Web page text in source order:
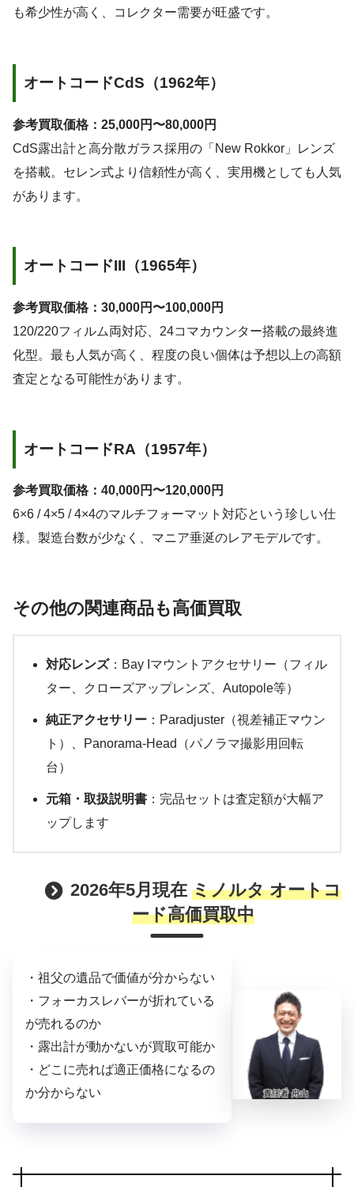
も希少性が高く、コレクター需要が旺盛です。
オートコードCdS（1962年）
参考買取価格：25,000円〜80,000円
CdS露出計と高分散ガラス採用の「New Rokkor」レンズ
を搭載。セレン式より信頼性が高く、実用機としても人気
があります。
オートコードIII（1965年）
参考買取価格：30,000円〜100,000円
120/220フィルム両対応、24コマカウンター搭載の最終進
化型。最も人気が高く、程度の良い個体は予想以上の高額
査定となる可能性があります。
オートコードRA（1957年）
参考買取価格：40,000円〜120,000円
6×6 / 4×5 / 4×4のマルチフォーマット対応という珍しい仕
様。製造台数が少なく、マニア垂涎のレアモデルです。
その他の関連商品も高価買取
対応レンズ：Bay Iマウントアクセサリー（フィル
ター、クローズアップレンズ、Autopole等）
純正アクセサリー ：Paradjuster（視差補正マウン
ト）、Panorama-Head（パノラマ撮影用回転
台）
元箱・取扱説明書 ：完品セットは査定額が大幅ア
ップします
2026年5月現在 ミノルタ オートコ
ード高価買取中
・祖父の遺品で価値が分からない
・フォーカスレバーが折れている
が売れるのか
・露出計が動かないが買取可能か
・どこに売れば適正価格になるの
か分からない